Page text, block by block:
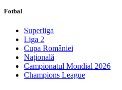
Fotbal
Superliga
Liga 2
Cupa României
Națională
Campionatul Mondial 2026
Champions League